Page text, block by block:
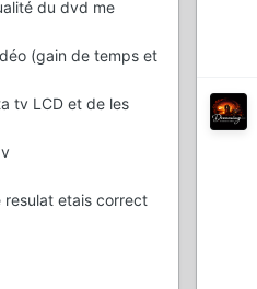
du dvd me
(gain de temps et
tv LCD et de les
resulat etais correct